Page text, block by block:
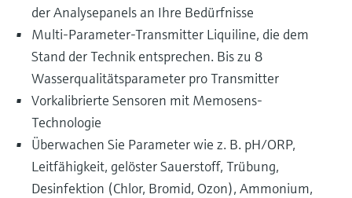
der Analysepanels an Ihre Bedürfnisse
Multi-Parameter-Transmitter Liquiline, die dem
Stand der Technik entsprechen. Bis zu 8
Wasserqualitätsparameter pro Transmitter
Vorkalibrierte Sensoren mit Memosens-
Technologie
Überwachen Sie Parameter wie z. B. pH/ORP,
Leitfähigkeit, gelöster Sauerstoff, Trübung,
Desinfektion (Chlor, Bromid, Ozon), Ammonium,